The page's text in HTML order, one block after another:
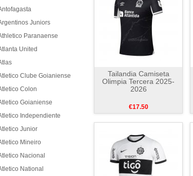
Juniors
Paranaense
United
Clube Goianiense
Colon
Goianiense
Independiente
Junior
Mineiro
Nacional
National
Tailandia Camiseta
Olimpia Tercera 2025-
2026
€17.50